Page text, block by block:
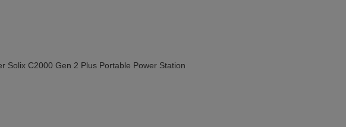
Solix C2000 Gen 2 Plus Portable Power Station